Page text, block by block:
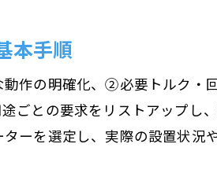
モーターの選び方に活か
AC・DCモーターの違い
種類ごとのモーター性能と
モーターの種類ごとに
本手順
作の明確化、②必要トルク
ごとの要求をリストアップし
ーを選定し、実際の設置状